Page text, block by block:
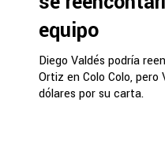
equipo
Diego Valdés podría
Ortiz en Colo Colo, pero
dólares por su carta.